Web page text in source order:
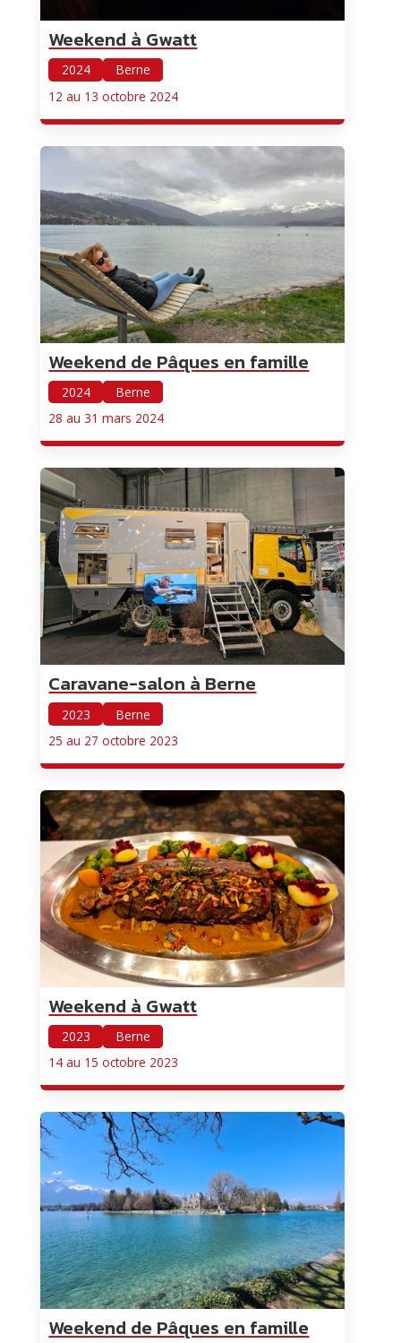
Weekend à Gwatt
2024
Berne
12 au 13 octobre 2024
Weekend de Pâques en famille
2024
Berne
28 au 31 mars 2024
Caravane-salon à Berne
2023
Berne
25 au 27 octobre 2023
Weekend à Gwatt
2023
Berne
14 au 15 octobre 2023
Weekend de Pâques en famille